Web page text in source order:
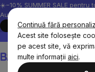
Continuă fără
Acest site folosește
pe acest site, vă
multe informații aici.
Treci
la
conținut
☀️−10% SUMMER SALE pentru
August, 2026.
Peste 200.000 de recenzii